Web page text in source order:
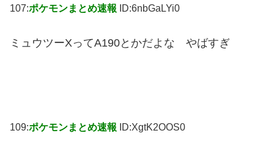
107:ポケモンまとめ速報 ID:6nbGaLYi0
ミュウツーXってA190とかだよな やばすぎ
109:ポケモンまとめ速報 ID:XgtK2OOS0